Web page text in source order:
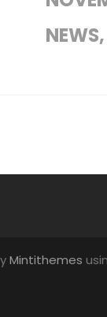
NEWS
Mintithemes